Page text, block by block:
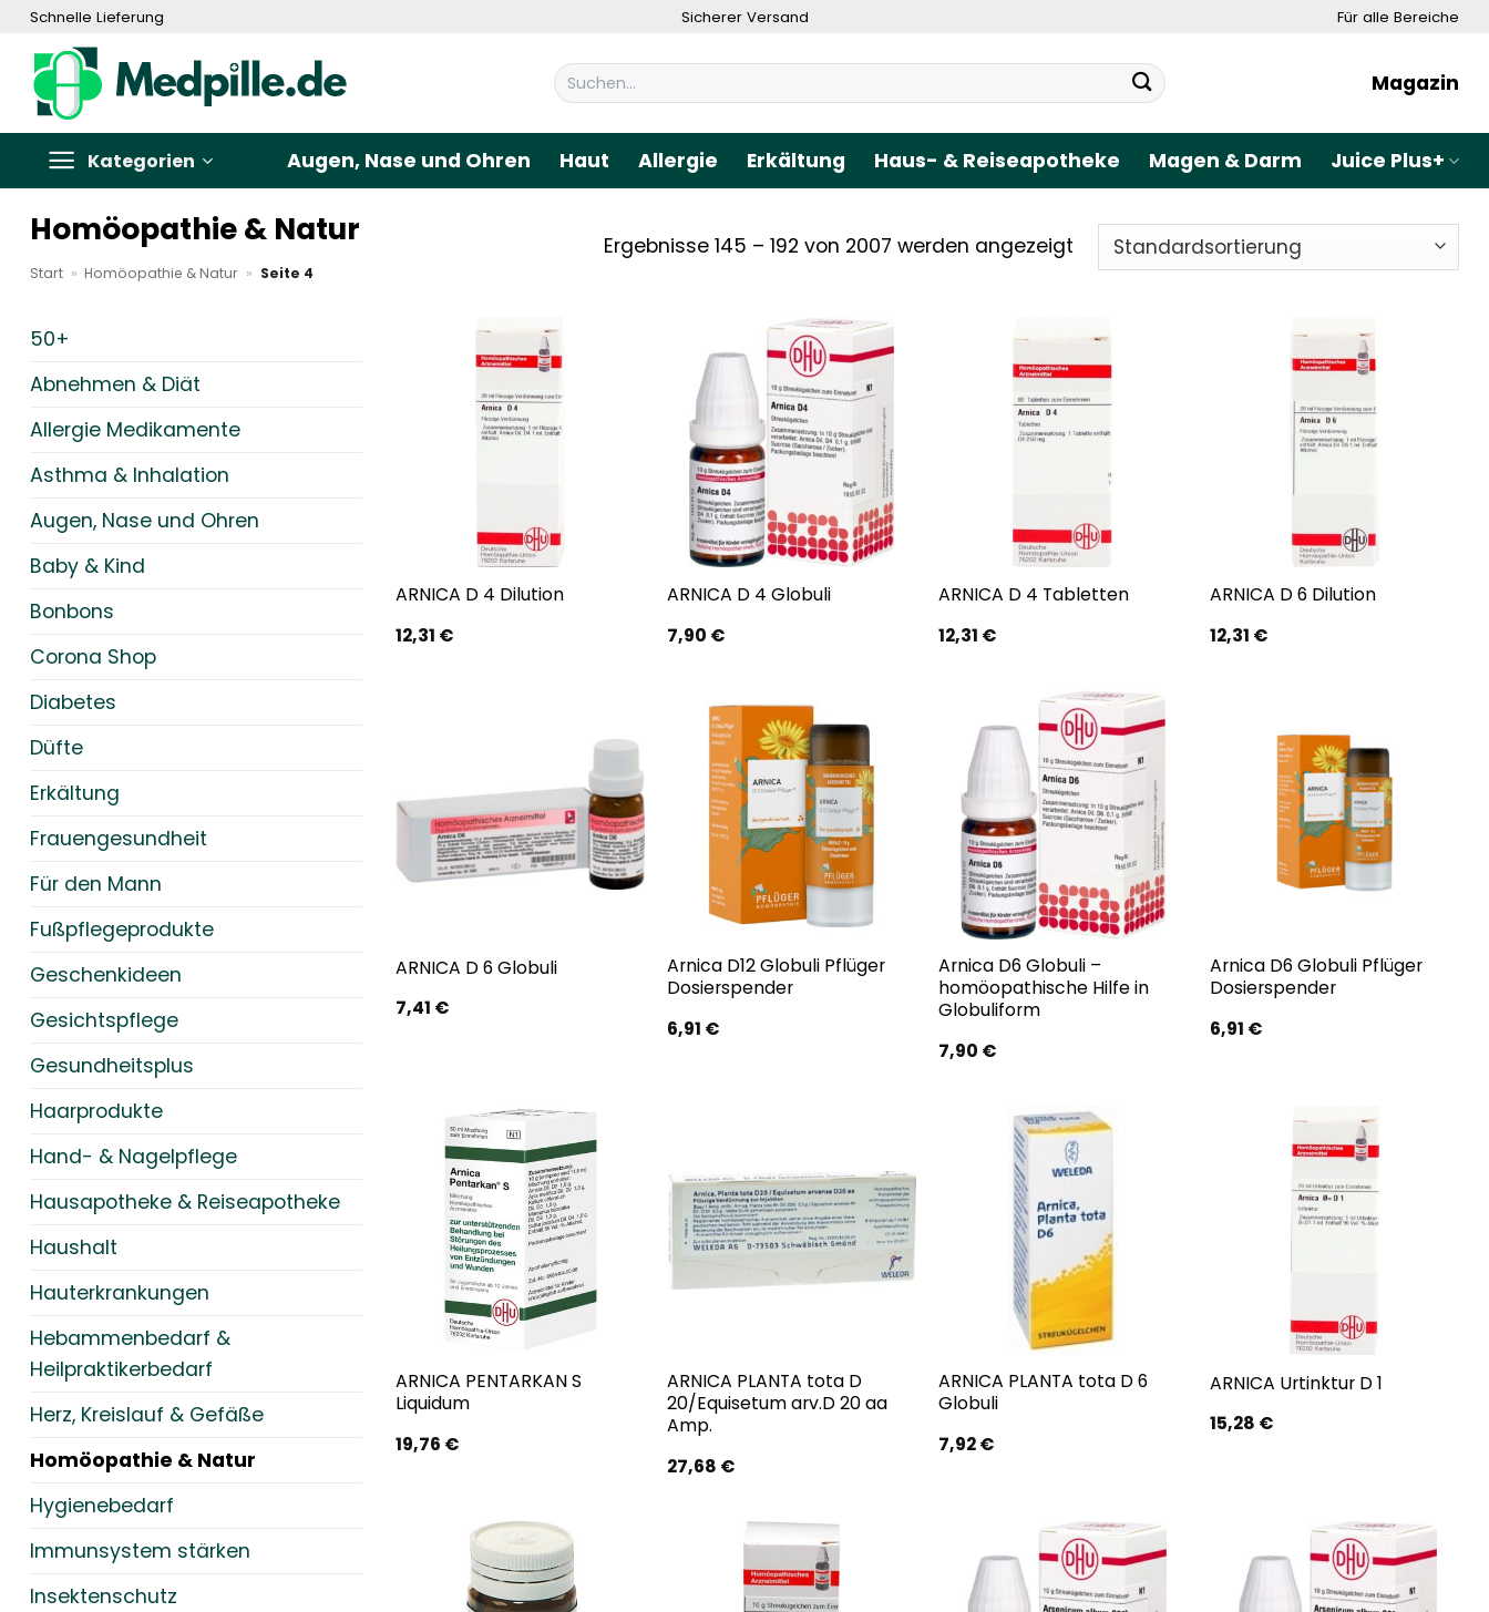
Zum
springen
Schnelle Lieferung Sicherer Versand Für alle Bereiche
Suchen
nach:
Magazin
Kategorien Augen, Nase und Ohren Haut Allergie Erkältung Haus- & Reiseapotheke Magen & Darm Juice Plus+
Homöopathie & Natur
Start » Homöopathie & Natur » Seite 4
Ergebnisse 145 – 192 von 2007 werden angezeigt
50+
Abnehmen & Diät
Allergie Medikamente
Asthma & Inhalation
Augen, Nase und Ohren
Baby & Kind
Bonbons
Corona Shop
Diabetes
Düfte
Erkältung
Frauengesundheit
Für den Mann
Fußpflegeprodukte
Geschenkideen
Gesichtspflege
Gesundheitsplus
Haarprodukte
Hand- & Nagelpflege
Hausapotheke & Reiseapotheke
Haushalt
Hauterkrankungen
Hebammenbedarf &
Heilpraktikerbedarf
Herz, Kreislauf & Gefäße
Homöopathie & Natur
Hygienebedarf
Immunsystem stärken
Insektenschutz
ARNICA D 4 Dilution
12,31 €
ARNICA D 4 Globuli
7,90 €
ARNICA D 4 Tabletten
12,31 €
ARNICA D 6 Dilution
12,31 €
ARNICA D 6 Globuli
7,41 €
Arnica D12 Globuli Pflüger
Dosierspender
6,91 €
Arnica D6 Globuli –
homöopathische Hilfe in
Globuliform
7,90 €
Arnica D6 Globuli Pflüger
Dosierspender
6,91 €
ARNICA PENTARKAN S
Liquidum
19,76 €
ARNICA PLANTA tota D
20/Equisetum arv.D 20 aa
Amp.
27,68 €
ARNICA PLANTA tota D 6
Globuli
7,92€
ARNICA Urtinktur D 1
15,28 €